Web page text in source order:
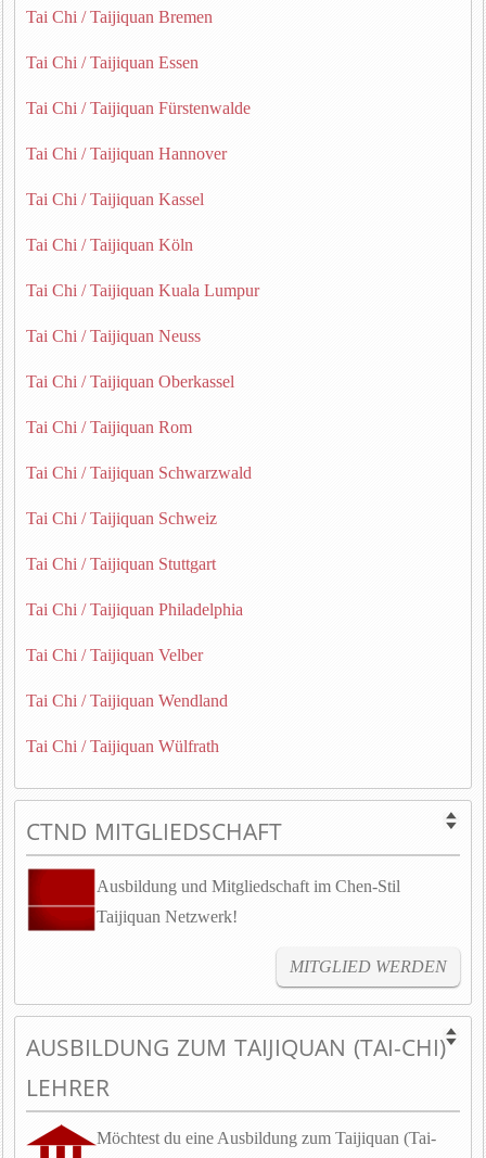
Tai Chi / Taijiquan Bremen
Tai Chi / Taijiquan Essen
Tai Chi / Taijiquan Fürstenwalde
Tai Chi / Taijiquan Hannover
Tai Chi / Taijiquan Kassel
Tai Chi / Taijiquan Köln
Tai Chi / Taijiquan Kuala Lumpur
Tai Chi / Taijiquan Neuss
Tai Chi / Taijiquan Oberkassel
Tai Chi / Taijiquan Rom
Tai Chi / Taijiquan Schwarzwald
Tai Chi / Taijiquan Schweiz
Tai Chi / Taijiquan Stuttgart
Tai Chi / Taijiquan Philadelphia
Tai Chi / Taijiquan Velber
Tai Chi / Taijiquan Wendland
Tai Chi / Taijiquan Wülfrath
CTND MITGLIEDSCHAFT
Ausbildung und Mitgliedschaft im Chen-Stil
Taijiquan Netzwerk!
MITGLIED WERDEN
AUSBILDUNG ZUM TAIJIQUAN (TAI-CHI)
LEHRER
Möchtest du eine Ausbildung zum Taijiquan (Tai-